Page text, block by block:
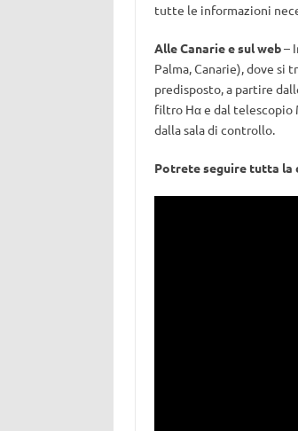
tutte le informazioni
Alle Canarie e sul web–
Palma, Canarie), dove si
predisposto, a partire
filtro Hα e dal telescopio
dalla sala di controllo.
Potrete seguire tutta la